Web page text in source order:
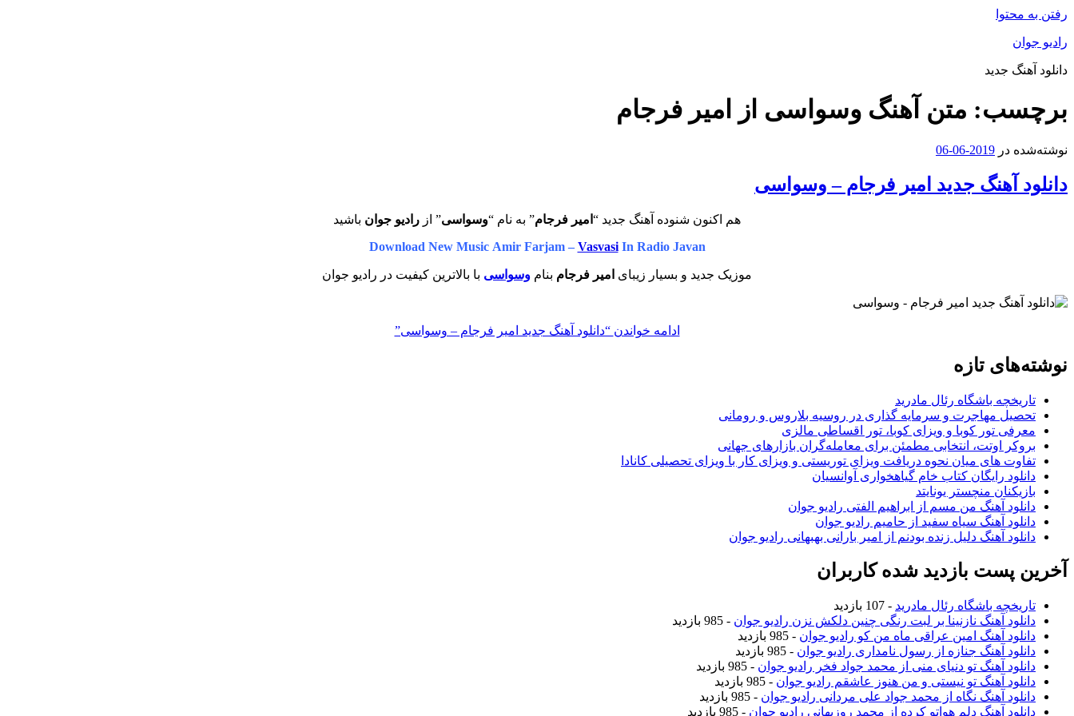
رفتن به محتوا
رادیو جوان
دانلود آهنگ جدید
برچسب: متن آهنگ وسواسی از امیر فرجام
نوشته‌شده در 2019-06-06
دانلود آهنگ جدید امیر فرجام – وسواسی
هم اکنون شنوده آهنگ جدید “ امیر فرجام” به نام “وسواسی” از رادیو جوان باشید
Download New Music Amir Farjam – VasvasiIn Radio Javan
موزیک جدید و بسیار زیبای امیر فرجام بنام وسواسی با بالاترین کیفیت در رادیو جوان
ادامه خواندن “دانلود آهنگ جدید امیر فرجام – وسواسی”
نوشته‌های تازه
تاریخچه باشگاه رئال مادرید
تحصیل مهاجرت و سرمایه گذاری در روسیه بلاروس و رومانی
معرفی تور کوبا و ویزای کوبا، تور اقساطی مالزی
بروکر اوتت، انتخابی مطمئن برای معامله‌گران بازارهای جهانی
تفاوت های میان نحوه دریافت ویزای توریستی و ویزای کار با ویزای تحصیلی کانادا
دانلود رایگان کتاب خام گیاهخواری آوانسیان
بازیکنان منچستر یونایتد
دانلود آهنگ من مسم از ابراهیم الفتی رادیو جوان
دانلود آهنگ سیاه سفید از حامیم رادیو جوان
دانلود آهنگ دلیل زنده بودنم از امیر بارانی بهبهانی رادیو جوان
آخرین پست بازدید شده کاربران
تاریخچه باشگاه رئال مادرید - 107 بازدید
دانلود آهنگ نازنینا بر لبت رنگی چنین دلکش نزن رادیو جوان - 985 بازدید
دانلود آهنگ امین عراقی ماه من کو رادیو جوان - 985 بازدید
دانلود آهنگ جنازه از رسول نامداری رادیو جوان - 985 بازدید
دانلود آهنگ تو دنیای منی از محمد جواد فخر رادیو جوان - 985 بازدید
دانلود آهنگ تو نیستی و من هنوز عاشقم رادیو جوان - 985 بازدید
دانلود آهنگ نگاه از محمد جواد علی مردانی رادیو جوان - 985 بازدید
دانلود آهنگ دلم هواتو کرده از محمد روزبهانی رادیو جوان - 985 بازدید